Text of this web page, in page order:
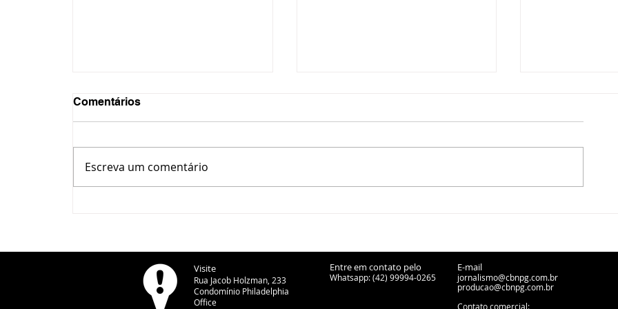
na reta final
China
Comentários
Escreva um comentário
Visite
Rua Jacob Holzman, 233
Condomínio Philadelphia
Office
Entre em contato pelo
Whatsapp: (42) 99994-0265
E-mail
jornalismo@cbnpg.com.br
producao@cbnpg.com.br
Contato comercial: